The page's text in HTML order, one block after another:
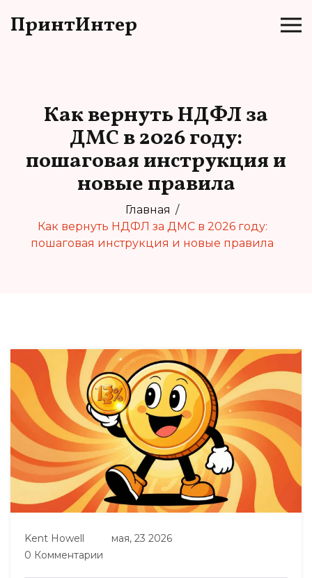
ПринтИнтер
Как вернуть НДФЛ за
ДМС в 2026 году:
пошаговая инструкция и
новые правила
Главная
Как вернуть НДФЛ за ДМС в 2026 году:
пошаговая инструкция и новые правила
Kent Howell
мая, 23 2026
0 Комментарии